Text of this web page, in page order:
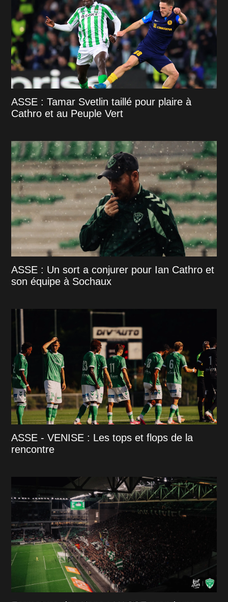
ASSE : Tamar Svetlin taillé pour plaire à
Cathro et au Peuple Vert
ASSE : Un sort a conjurer pour Ian Cathro et
son équipe à Sochaux
ASSE - VENISE : Les tops et flops de la
rencontre